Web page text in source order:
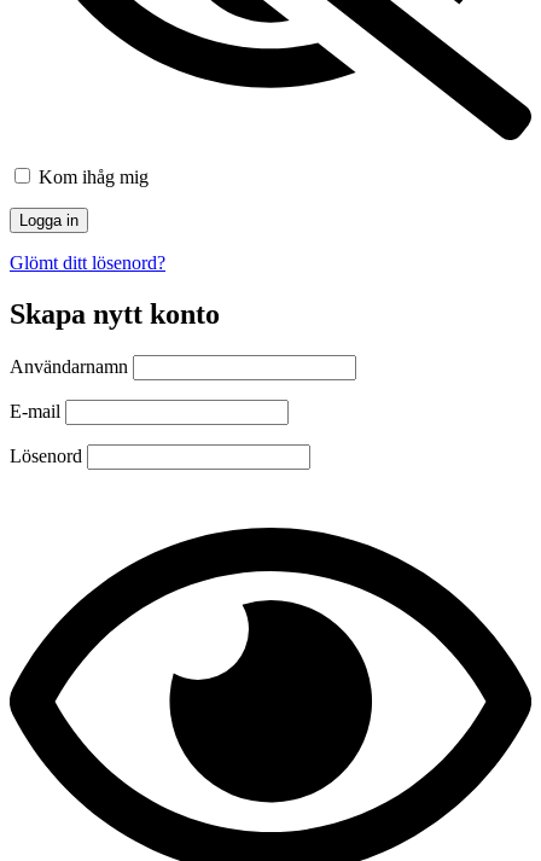
Kom ihåg mig
Glömt ditt lösenord?
Skapa nytt konto
Användarnamn
E-mail
Lösenord